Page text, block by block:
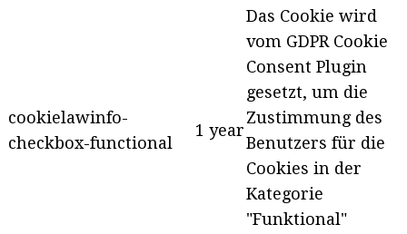
cookielawinfo-
checkbox-functional
1 year
Das Cookie wird
vom GDPR Cookie
Consent Plugin
gesetzt, um die
Zustimmung des
Benutzers für die
Cookies in der
Kategorie
"Funktional"